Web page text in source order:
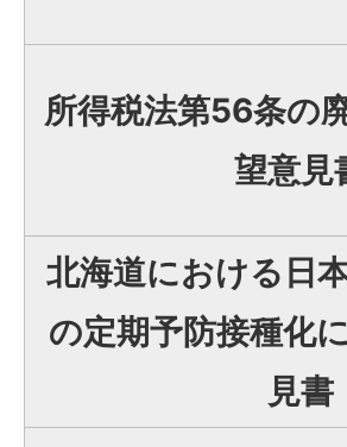
所得税法第56条の
望意見
北海道における日
の定期予防接種化
見書